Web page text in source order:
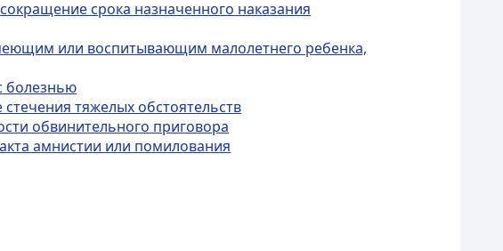
срока назначенного наказания
или воспитывающим малолетнего ребенка,
болезнью
тяжелых обстоятельств
обвинительного приговора
амнистии или помилования